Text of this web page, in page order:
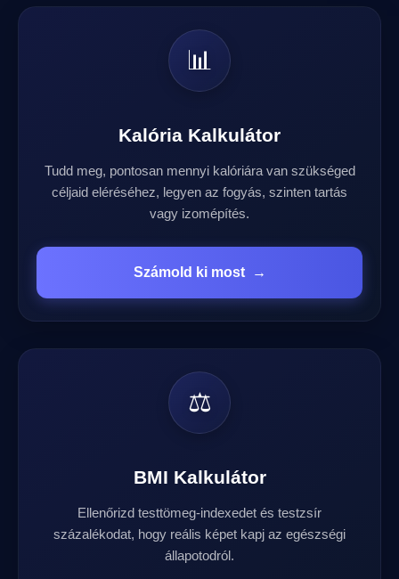
📊
Kalória Kalkulátor
Tudd meg, pontosan mennyi kalóriára van szükséged
céljaid eléréséhez, legyen az fogyás, szinten tartás
vagy izomépítés.
Számold ki most →
⚖️
BMI Kalkulátor
Ellenőrizd testtömeg-indexedet és testzsír
százalékodat, hogy reális képet kapj az egészségi
állapotodról.